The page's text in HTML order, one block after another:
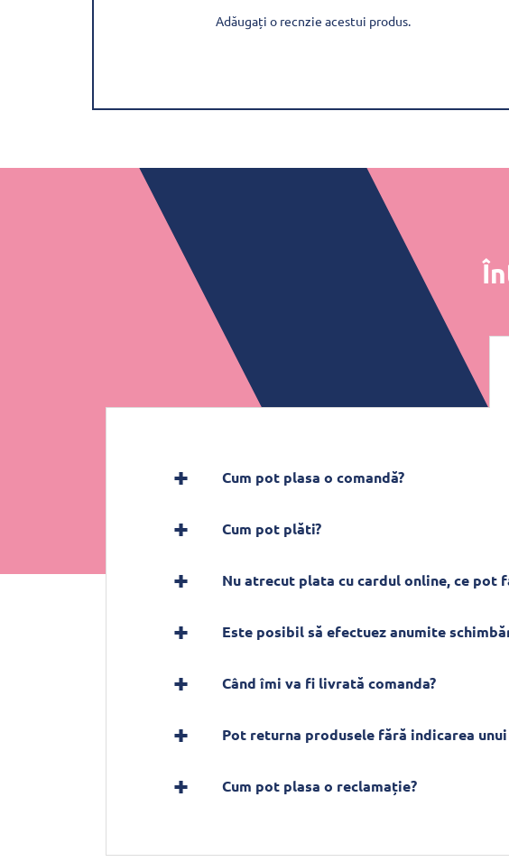
Adăugați o recnzie acestui produs.
Cum pot plasa o comandă?
Cum pot plăti?
Nu atrecut plata cu cardul online, ce pot
Este posibil să efectuez anumite
Când îmi va fi livrată comanda?
Pot returna produsele fără indicarea
Cum pot plasa o reclamație?